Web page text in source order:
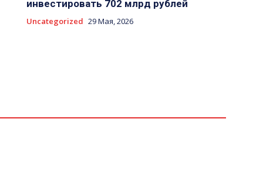
инвестировать 702 млрд рублей
Uncategorized 29 Мая, 2026